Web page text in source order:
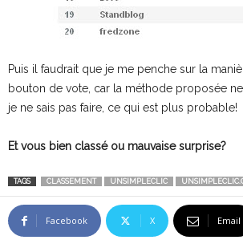
Puis il faudrait que je me penche sur la
bouton de vote, car la méthode proposée
je ne sais pas faire, ce qui est plus probable!
Et vous bien classé ou mauvaise surprise?
TAGS CLASSEMENT UNSIMPLECLIC
Facebook X Email